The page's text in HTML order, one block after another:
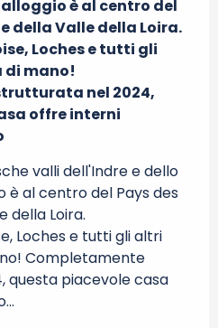
è al centro del
della Valle della Loira.
Loches e tutti gli
di mano!
nel 2024,
offre interni
valli dell'Indre e dello
è al centro del Pays des
della Loira.
Loches e tutti gli altri
Completamente
questa piacevole casa